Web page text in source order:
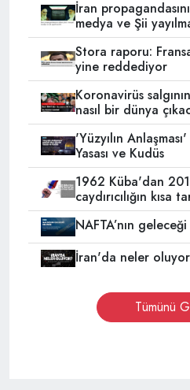
İran
medya ve Şii
Stora raporu:
yine reddediyor
Koronavirüs
nasıl bir dünya
'Yüzyılın
Yasası ve Kudüs
1962 Küba'dan
caydırıcılığın kısa
NAFTA’nın
İran'da neler
Tümünü